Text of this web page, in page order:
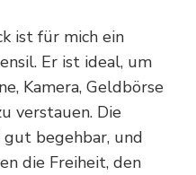
ist für mich ein
Er ist ideal, um
Kamera, Geldbörse
verstauen. Die
begehbar, und
die Freiheit, den